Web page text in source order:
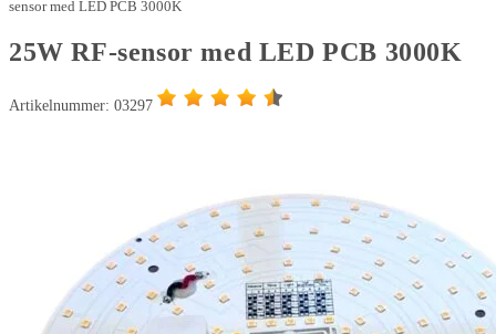
PCB
mängd
sensor med LED PCB 3000K
25W RF-sensor med LED PCB 3000K
Artikelnummer: 03297